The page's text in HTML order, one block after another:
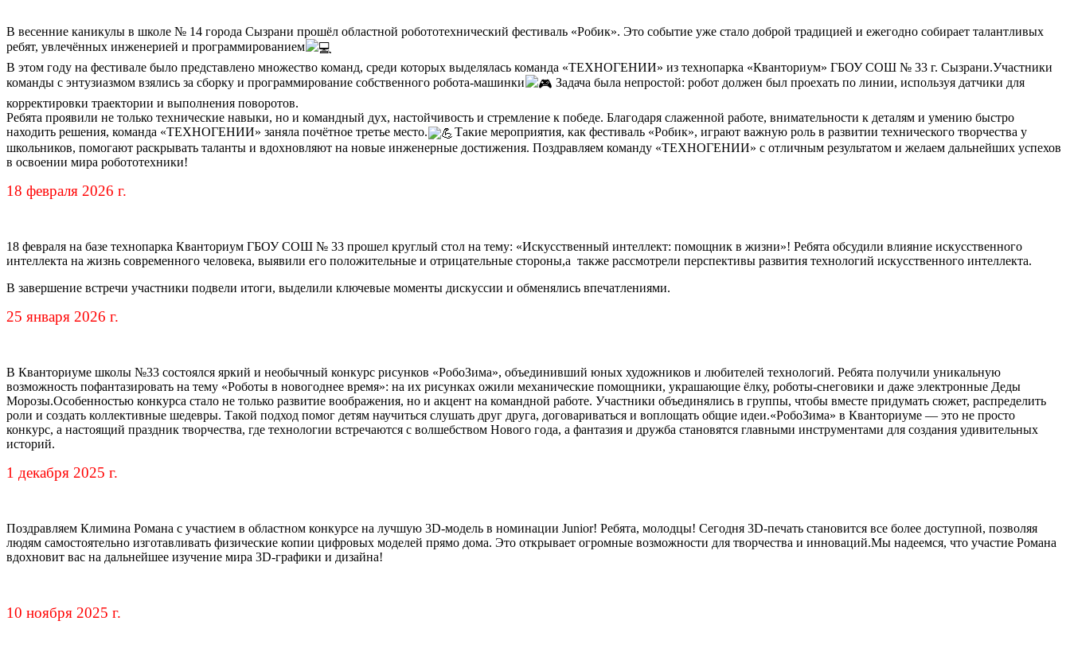
В весенние каникулы в школе № 14 города Сызрани прошёл областной робототехнический фестиваль «Робик». Это событие уже стало доброй традицией и ежегодно собирает талантливых
ребят, увлечённых инженерией и программированием
В этом году на фестивале было представлено множество команд, среди которых выделялась команда «ТЕХНОГЕНИИ» из технопарка «Кванториум» ГБОУ СОШ № 33 г. Сызрани.Участники
команды с энтузиазмом взялись за сборку и программирование собственного робота-машинки
Задача была непростой: робот должен был проехать по линии, используя датчики для
корректировки траектории и выполнения поворотов.
Ребята проявили не только технические навыки, но и командный дух, настойчивость и стремление к победе. Благодаря слаженной работе, внимательности к деталям и умению быстро
находить решения, команда «ТЕХНОГЕНИИ» заняла почётное третье место.
Такие мероприятия, как фестиваль «Робик», играют важную роль в развитии технического творчества у
школьников, помогают раскрывать таланты и вдохновляют на новые инженерные достижения. Поздравляем команду «ТЕХНОГЕНИИ» с отличным результатом и желаем дальнейших успехов
в освоении мира робототехники!
18 февраля 2026 г.
18 февраля на базе технопарка Кванториум ГБОУ СОШ № 33 прошел круглый стол на тему: «Искусственный интеллект: помощник в жизни»! Ребята обсудили влияние искусственного
интеллекта на жизнь современного человека, выявили его положительные и отрицательные стороны,а также рассмотрели перспективы развития технологий искусственного интеллекта.
В завершение встречи участники подвели итоги, выделили ключевые моменты дискуссии и обменялись впечатлениями.
25 января 2026 г.
В Кванториуме школы №33 состоялся яркий и необычный конкурс рисунков «РобоЗима», объединивший юных художников и любителей технологий. Ребята получили уникальную
возможность пофантазировать на тему «Роботы в новогоднее время»: на их рисунках ожили механические помощники, украшающие ёлку, роботы-снеговики и даже электронные Деды
Морозы.Особенностью конкурса стало не только развитие воображения, но и акцент на командной работе. Участники объединялись в группы, чтобы вместе придумать сюжет, распределить
роли и создать коллективные шедевры. Такой подход помог детям научиться слушать друг друга, договариваться и воплощать общие идеи.«РобоЗима» в Кванториуме — это не просто
конкурс, а настоящий праздник творчества, где технологии встречаются с волшебством Нового года, а фантазия и дружба становятся главными инструментами для создания удивительных
историй.
1 декабря 2025 г.
Поздравляем Климина Романа с участием в областном конкурсе на лучшую 3D-модель в номинации Junior! Ребята, молодцы! Сегодня 3D-печать становится все более доступной, позволяя
людям самостоятельно изготавливать физические копии цифровых моделей прямо дома. Это открывает огромные возможности для творчества и инноваций.Мы надеемся, что участие Романа
вдохновит вас на дальнейшее изучение мира 3D-графики и дизайна!
10 ноября 2025 г.